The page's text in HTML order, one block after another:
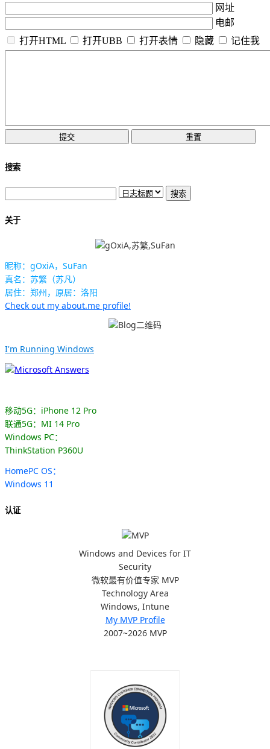
网址
电邮
打开HTML
打开UBB 打开表情 隐藏 记住我
搜索
关于
昵称：gOxiA，SuFan
真名：苏繁（苏凡）
居住：郑州，原居：洛阳
Check out my about.me profile!
I'm Running Windows
移动5G：iPhone 12 Pro
联通5G：MI 14 Pro
Windows PC：
ThinkStation P360U
HomePC OS：
Windows 11
认证
Windows and Devices for IT
Security
微软最有价值专家 MVP
Technology Area
Windows, Intune
My MVP Profile
2007~2026 MVP